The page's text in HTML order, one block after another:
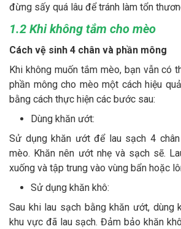
đừng sấy quá lâu để tránh làm tổn
1.2 Khi không tắm cho mèo
Cách vệ sinh 4 chân và phần mông
Khi không muốn tắm mèo, bạn vẫn có
phần mông cho mèo một cách hiệu
bằng cách thực hiện các bước sau:
Dùng khăn ướt:
Sử dụng khăn ướt để lau sạch 4
mèo. Khăn nên ướt nhẹ và sạch sẽ.
xuống và tập trung vào vùng bẩn hoặc
Sử dụng khăn khô:
Sau khi lau sạch bằng khăn ướt, dùng
khu vực đã lau sạch. Đảm bảo khăn